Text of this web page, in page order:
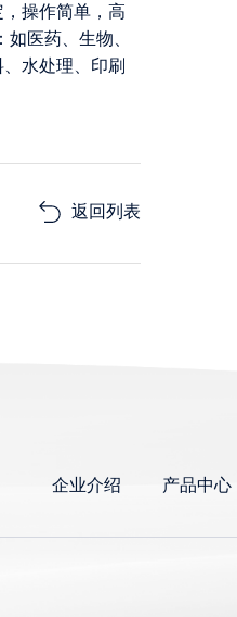
操作简单，高
医药、生物、
水处理、印刷
返回列表
企业介绍 产品中心